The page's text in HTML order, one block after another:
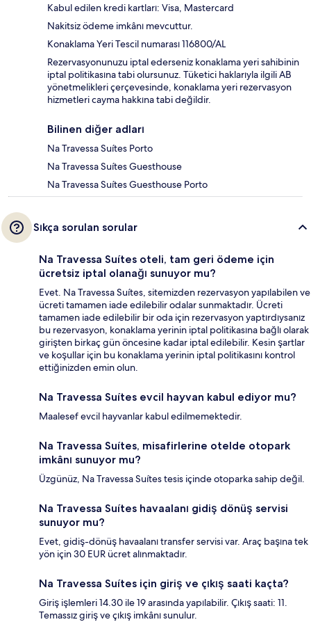
Kabul edilen kredi kartları: Visa, Mastercard
Nakitsiz ödeme imkânı mevcuttur.
Konaklama Yeri Tescil numarası 116800/AL
Rezervasyonunuzu iptal ederseniz konaklama yeri sahibinin
iptal politikasına tabi olursunuz. Tüketici haklarıyla ilgili AB
yönetmelikleri çerçevesinde, konaklama yeri rezervasyon
hizmetleri cayma hakkına tabi değildir.
Bilinen diğer adları
Na Travessa Suítes Porto
Na Travessa Suítes Guesthouse
Na Travessa Suítes Guesthouse Porto
Sıkça sorulan sorular
Na Travessa Suítes oteli, tam geri ödeme için
ücretsiz iptal olanağı sunuyor mu?
Evet. Na Travessa Suítes, sitemizden rezervasyon yapılabilen ve
ücreti tamamen iade edilebilir odalar sunmaktadır. Ücreti
tamamen iade edilebilir bir oda için rezervasyon yaptırdıysanız
bu rezervasyon, konaklama yerinin iptal politikasına bağlı olarak
girişten birkaç gün öncesine kadar iptal edilebilir. Kesin şartlar
ve koşullar için bu konaklama yerinin iptal politikasını kontrol
ettiğinizden emin olun.
Na Travessa Suítes evcil hayvan kabul ediyor mu?
Maalesef evcil hayvanlar kabul edilmemektedir.
Na Travessa Suítes, misafirlerine otelde otopark
imkânı sunuyor mu?
Üzgünüz, Na Travessa Suítes tesis içinde otoparka sahip değil.
Na Travessa Suítes havaalanı gidiş dönüş servisi
sunuyor mu?
Evet, gidiş-dönüş havaalanı transfer servisi var. Araç başına tek
yön için 30 EUR ücret alınmaktadır.
Na Travessa Suítes için giriş ve çıkış saati kaçta?
Giriş işlemleri 14.30 ile 19 arasında yapılabilir. Çıkış saati: 11.
Temassız giriş ve çıkış imkânı sunulur.